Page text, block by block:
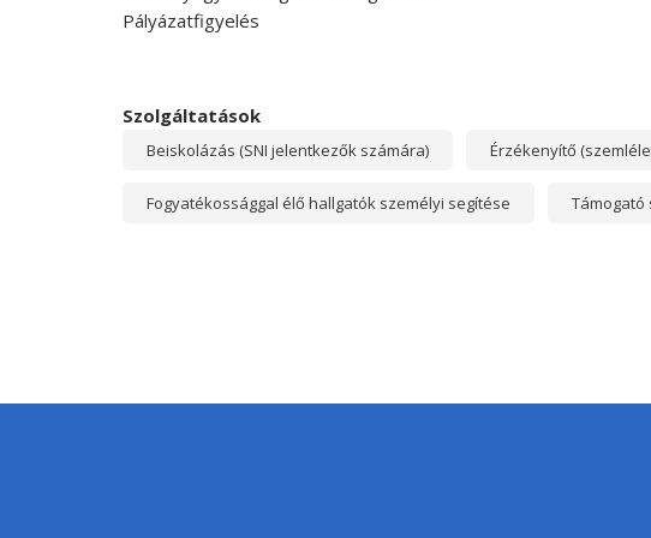
Pályázatfigyelés
Szolgáltatások
Beiskolázás (SNI jelentkezők számára) Érzékenyítő
Fogyatékossággal élő hallgatók személyi segítése Támogató